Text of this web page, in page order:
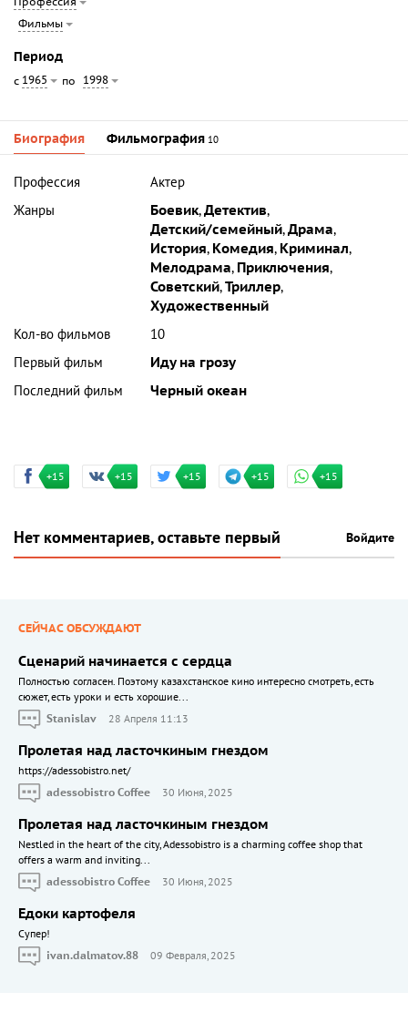
Фильмы
Период
с 1965 по 1998
Биография Фильмография 10
Профессия
Актер
Жанры
Боевик,Детектив,
Детский/семейный,Драма,
История, Комедия, Криминал,
Мелодрама, Приключения,
Советский,Триллер,
Художественный
Кол-во фильмов
10
Первый фильм
Иду на грозу
Последний фильм
Черный океан
+15 +15 +15 +15 +15
Нет комментариев, оставьте первый Войдите
СЕЙЧАС ОБСУЖДАЮТ
Сценарий начинается с сердца
Полностью согласен. Поэтому казахстанское кино интересно смотреть, есть
сюжет, есть уроки и есть хорошие...
Stanislav
28 Апреля 11:13
Пролетая над ласточкиным гнездом
https://adessobistro.net/
adessobistro Coffee
30 Июня, 2025
Пролетая над ласточкиным гнездом
Nestled in the heart of the city, Adessobistro is a charming coffee shop that
offers a warm and inviting...
adessobistro Coffee
30 Июня, 2025
Едоки картофеля
Cупер!
ivan.dalmatov.88
09 Февраля, 2025